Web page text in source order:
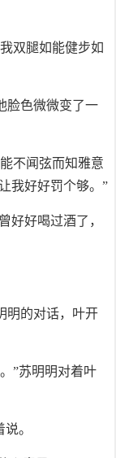
双腿如能健步如
脸色微微变了一
不闻弦而知雅意
我好好罚个够。”
好好喝过酒了，
明的对话，叶开
”苏明明对着叶
。